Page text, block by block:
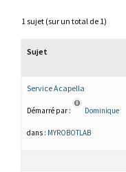
1 sujet (sur un total de 1)
Sujet
Service Acapella
Démarré par : Dominique
dans : MYROBOTLAB